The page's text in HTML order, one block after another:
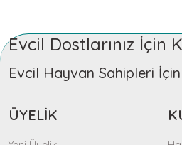
Evcil Dostlarınız
Evcil Hayvan Sahipleri
ÜYELİK